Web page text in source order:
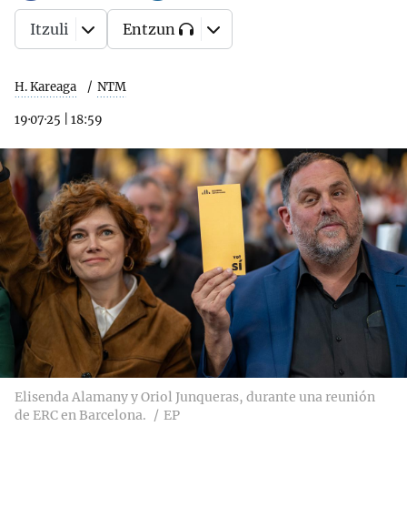
H. Kareaga NTM
19·07·25 18:59
Itzuli Entzun
Elisenda Alamany y Oriol Junqueras, durante una reunión
de ERC en Barcelona.
EP